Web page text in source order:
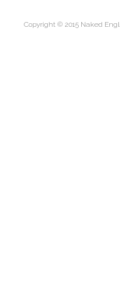
Copyright © 2015 Naked